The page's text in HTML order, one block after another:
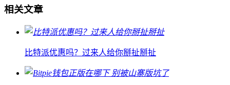
相关文章
比特派优惠吗？过来人给你掰扯掰扯